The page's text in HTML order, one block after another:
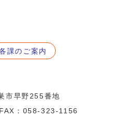
課のご案内
早野255番地
：058-323-1156